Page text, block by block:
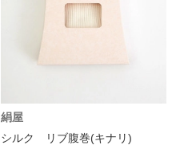
絹屋
シルク リブ腹巻(キナリ)